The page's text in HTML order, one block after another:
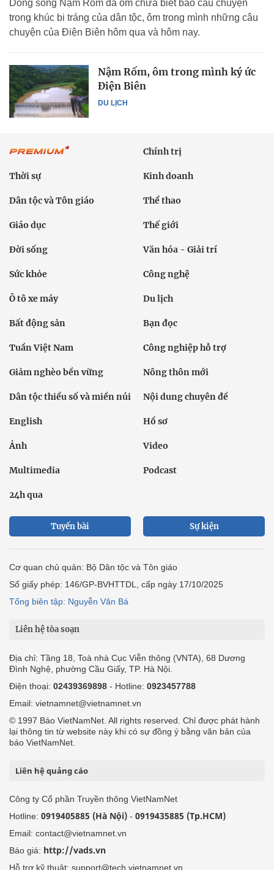
Dòng sông Nậm Rốm đã ôm chứa biết bao câu chuyện
trong khúc bi tráng của dân tộc, ôm trong mình những câu
chuyện của Điện Biên hôm qua và hôm nay.
DU LỊCH
Nậm Rốm, ôm trong mình ký ức
Điện Biên
Chính trị
Thời sự Kinh doanh
Dân tộc và Tôn giáo Thể thao
Giáo dục Thế giới
Đời sống Văn hóa - Giải trí
Sức khỏe Công nghệ
Ô tô xe máy Du lịch
Bất động sản Bạn đọc
Tuần Việt Nam Công nghiệp hỗ trợ
Giảm nghèo bền vững Nông thôn mới
Dân tộc thiểu số và miền núi Nội dung chuyên đề
English Hồ sơ
Ảnh Video
Multimedia Podcast
24h qua
Tuyến bài Sự kiện
Cơ quan chủ quản: Bộ Dân tộc và Tôn giáo
Số giấy phép: 146/GP-BVHTTDL, cấp ngày 17/10/2025
Tổng biên tập: Nguyễn Văn Bá
Liên hệ tòa soạn
Địa chỉ: Tầng 18, Toà nhà Cục Viễn thông (VNTA), 68 Dương
Đình Nghệ, phường Cầu Giấy, TP. Hà Nội.
Điện thoại: 02439369898 - Hotline: 0923457788
Email: vietnamnet@vietnamnet.vn
© 1997 Báo VietNamNet. All rights reserved. Chỉ được phát hành
lại thông tin từ website này khi có sự đồng ý bằng văn bản của
báo VietNamNet.
Liên hệ quảng cáo
Công ty Cổ phần Truyền thông VietNamNet
Hotline: 0919405885 (Hà Nội) - 0919435885 (Tp.HCM)
Email: contact@vietnamnet.vn
Báo giá: http://vads.vn
Hỗ trợ kỹ thuật: support@tech.vietnamnet.vn